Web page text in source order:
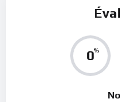
0%